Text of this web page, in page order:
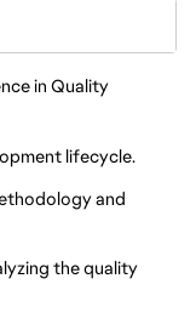
in Quality
lifecycle.
and
the quality